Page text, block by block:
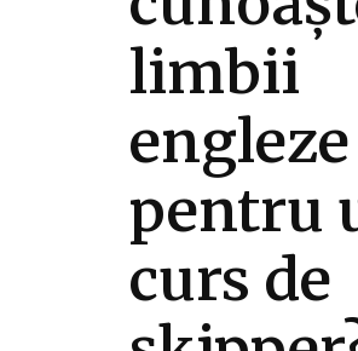
limbii
engleze
pentru
curs de